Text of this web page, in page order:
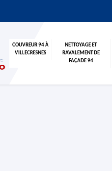
COUVREUR 94 À
VILLECRESNES
NETTOYAGE ET
RAVALEMENT DE
FAÇADE 94